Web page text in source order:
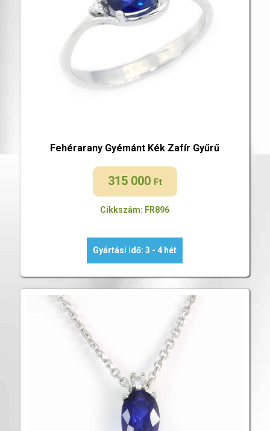
Fehérarany Gyémánt Kék Zafír Gyűrű
315 000 Ft
Cikkszám: FR896
Gyártási idő: 3 - 4 hét